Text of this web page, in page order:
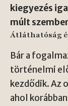
kiegyezés
múlt
Átláthatóság
Bár a
történelmi
kezdődik. Az
ahol